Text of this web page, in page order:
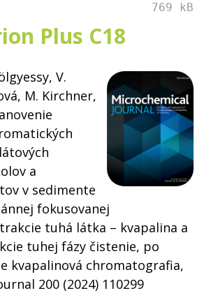
769 kB
Plus C18
V.
M. Kirchner,
a
v sedimente
fokusovanej
tuhá látka – kvapalina a
tuhej fázy čistenie, po
kvapalinová chromatografia,
200 (2024) 110299